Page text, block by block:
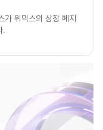
가 위믹스의 상장 폐지
.